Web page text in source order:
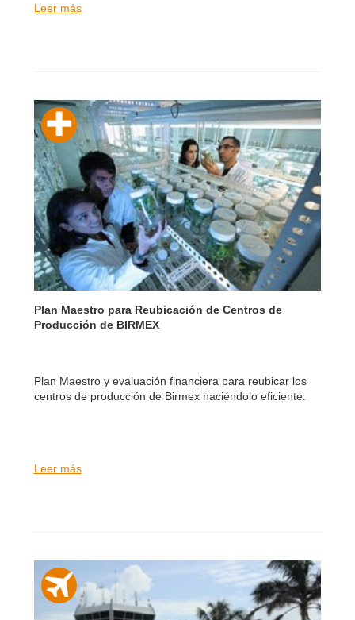
Leer más
Plan Maestro para Reubicación de Centros de
Producción de BIRMEX
Plan Maestro y evaluación financiera para reubicar los
centros de producción de Birmex haciéndolo eficiente.
Leer más